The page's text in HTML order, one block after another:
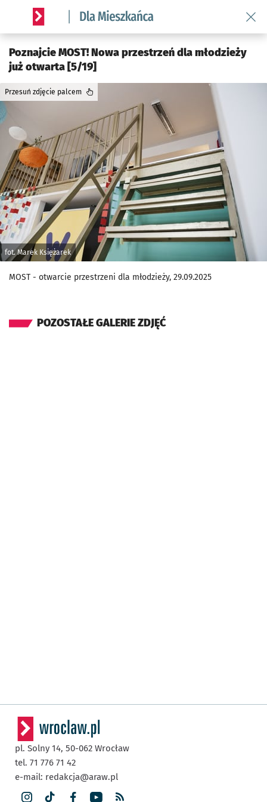
Serwis informacyjny wroclaw.pl podserwis: Dla mieszkańca
Poznajcie MOST! Nowa przestrzeń dla młodzieży
już otwarta [5/19]
fot. Marek Księżarek
Przesuń zdjęcie palcem
MOST - otwarcie przestrzeni dla młodzieży, 29.09.2025
POZOSTAŁE GALERIE ZDJĘĆ
pl. Solny 14, 50-062 Wrocław
tel. 71 776 71 42
e-mail: redakcja@araw.pl